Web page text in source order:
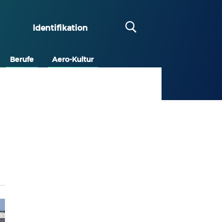
Identifikation
Berufe Aero-Kultur